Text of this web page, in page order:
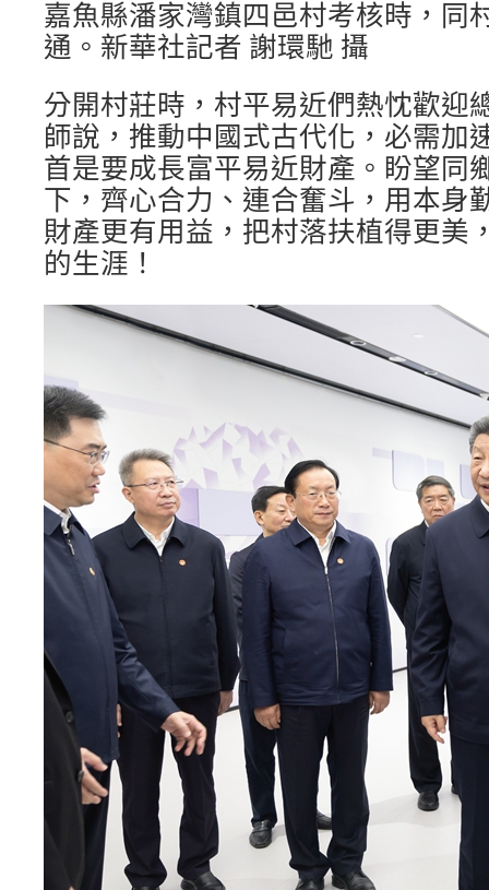
嘉魚縣潘家灣鎮四邑村考核時，同
通。新華社記者 謝環馳 攝
分開村莊時，村平易近們熱忱歡迎
師說，推動中國式古代化，必需加
首是要成長富平易近財產。盼望同
下，齊心合力、連合奮斗，用本身
財產更有用益，把村落扶植得更美
的生涯！